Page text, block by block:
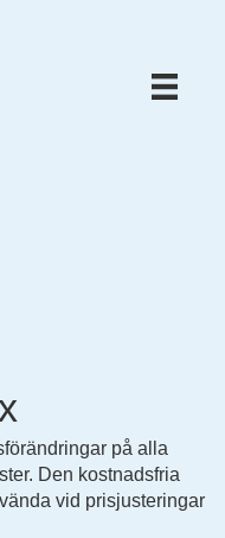
på alla
Den kostnadsfria
vid prisjusteringar